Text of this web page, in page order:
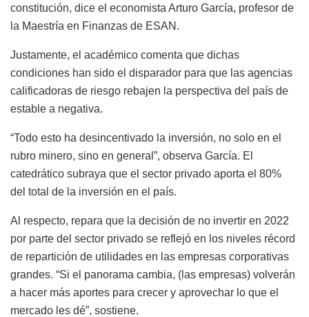
constitución, dice el economista Arturo García, profesor de
la Maestría en Finanzas de ESAN.
Justamente, el académico comenta que dichas
condiciones han sido el disparador para que las agencias
calificadoras de riesgo rebajen la perspectiva del país de
estable a negativa.
“Todo esto ha desincentivado la inversión, no solo en el
rubro minero, sino en general”, observa García. El
catedrático subraya que el sector privado aporta el 80%
del total de la inversión en el país.
Al respecto, repara que la decisión de no invertir en 2022
por parte del sector privado se reflejó en los niveles récord
de repartición de utilidades en las empresas corporativas
grandes. “Si el panorama cambia, (las empresas) volverán
a hacer más aportes para crecer y aprovechar lo que el
mercado les dé”, sostiene.